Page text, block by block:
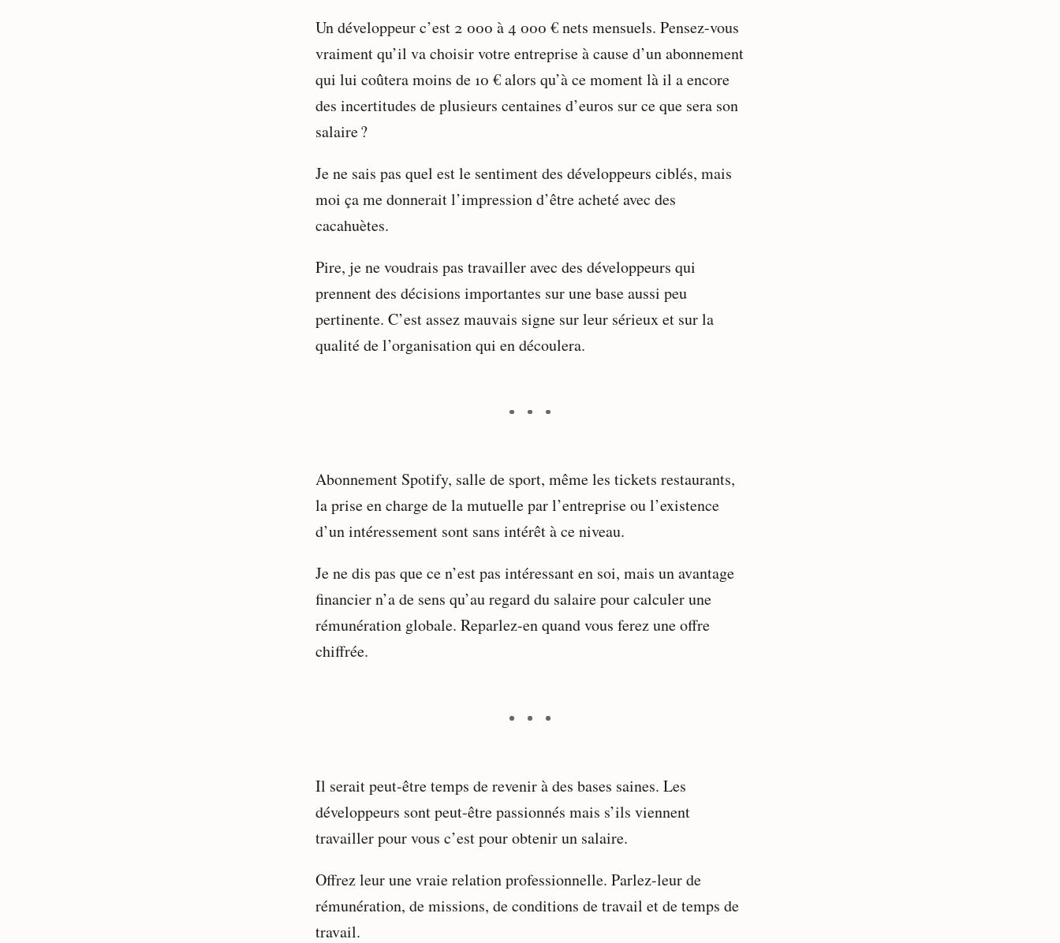
Un développeur c’est 2 000 à 4 000 € nets mensuels. Pensez-vous
vraiment qu’il va choisir votre entreprise à cause d’un abonnement
qui lui coûtera moins de 10 € alors qu’à ce moment là il a encore
des incertitudes de plusieurs centaines d’euros sur ce que sera son
salaire ?
Je ne sais pas quel est le sentiment des développeurs ciblés, mais
moi ça me donnerait l’impression d’être acheté avec des
cacahuètes.
Pire, je ne voudrais pas travailler avec des développeurs qui
prennent des décisions importantes sur une base aussi peu
pertinente. C’est assez mauvais signe sur leur sérieux et sur la
qualité de l’organisation qui en découlera.
Abonnement Spotify, salle de sport, même les tickets restaurants,
la prise en charge de la mutuelle par l’entreprise ou l’existence
d’un intéressement sont sans intérêt à ce niveau.
Je ne dis pas que ce n’est pas intéressant en soi, mais un avantage
financier n’a de sens qu’au regard du salaire pour calculer une
rémunération globale. Reparlez-en quand vous ferez une offre
chiffrée.
Il serait peut-être temps de revenir à des bases saines. Les
développeurs sont peut-être passionnés mais s’ils viennent
travailler pour vous c’est pour obtenir un salaire.
Offrez leur une vraie relation professionnelle. Parlez-leur de
rémunération, de missions, de conditions de travail et de temps de
travail.